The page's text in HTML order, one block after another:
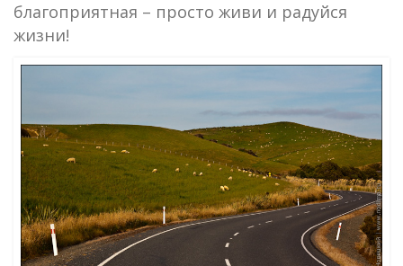
благоприятная – просто живи и радуйся
жизни!